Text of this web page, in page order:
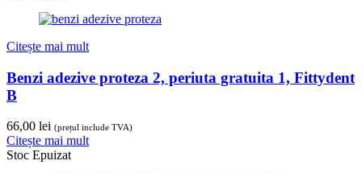
Citește mai mult
Benzi adezive proteza 2, periuta gratuita 1, Fittydent
B
66,00 lei (prețul include TVA)
Citește mai mult
Stoc Epuizat